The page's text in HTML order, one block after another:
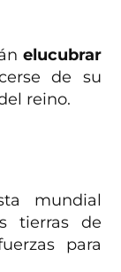
elucubrar
de su
reino.
mundial
tierras de
para